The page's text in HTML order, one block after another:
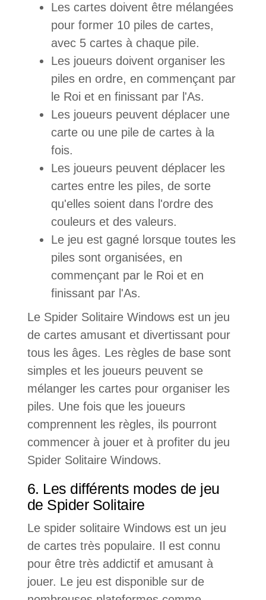
Les cartes doivent être mélangées
pour former 10 piles de cartes,
avec 5 cartes à chaque pile.
Les joueurs doivent organiser les
piles en ordre, en commençant par
le Roi et en finissant par l'As.
Les joueurs peuvent déplacer une
carte ou une pile de cartes à la
fois.
Les joueurs peuvent déplacer les
cartes entre les piles, de sorte
qu'elles soient dans l'ordre des
couleurs et des valeurs.
Le jeu est gagné lorsque toutes les
piles sont organisées, en
commençant par le Roi et en
finissant par l'As.
Le Spider Solitaire Windows est un jeu
de cartes amusant et divertissant pour
tous les âges. Les règles de base sont
simples et les joueurs peuvent se
mélanger les cartes pour organiser les
piles. Une fois que les joueurs
comprennent les règles, ils pourront
commencer à jouer et à profiter du jeu
Spider Solitaire Windows.
6. Les différents modes de jeu
de Spider Solitaire
Le spider solitaire Windows est un jeu
de cartes très populaire. Il est connu
pour être très addictif et amusant à
jouer. Le jeu est disponible sur de